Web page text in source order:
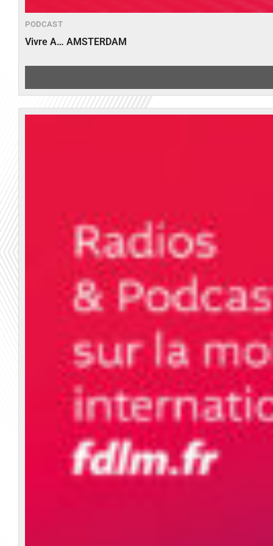
PODCAST
Vivre A… AMSTERDAM